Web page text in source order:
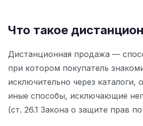
Что такое
Дистанционная продажа —
при котором покупатель
исключительно через каталоги,
иные способы, исключающие
(ст. 26.1 Закона о защите прав